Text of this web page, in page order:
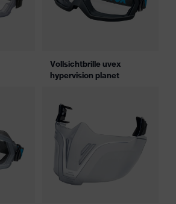
Vollsichtbrille uvex
hypervision planet